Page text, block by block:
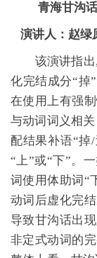
青海甘沟
演讲人：赵绿
该演讲指出,
化完结成分“掉
在使用上有强
与动词词义相
配结果补语“掉
“上”或“下”。
词使用体助词“
动词后虚化完
导致甘沟话出
非定式动词的